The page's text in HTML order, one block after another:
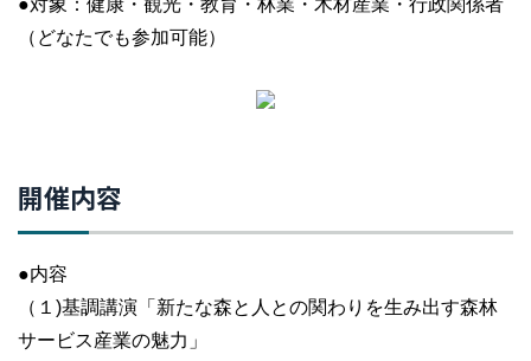
●対象：健康・観光・教育・林業・木材産業・行政関係者
（どなたでも参加可能）
開催内容
●内容
（１)基調講演「新たな森と人との関わりを生み出す森林
サービス産業の魅力」